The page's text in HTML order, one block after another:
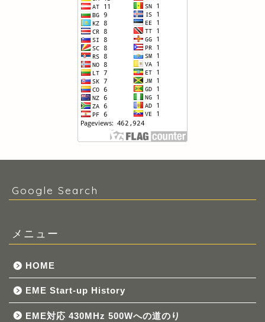
Google Search
メニュー
HOME
EME Start-up History
EME対応 430MHz 500Wへの道のり